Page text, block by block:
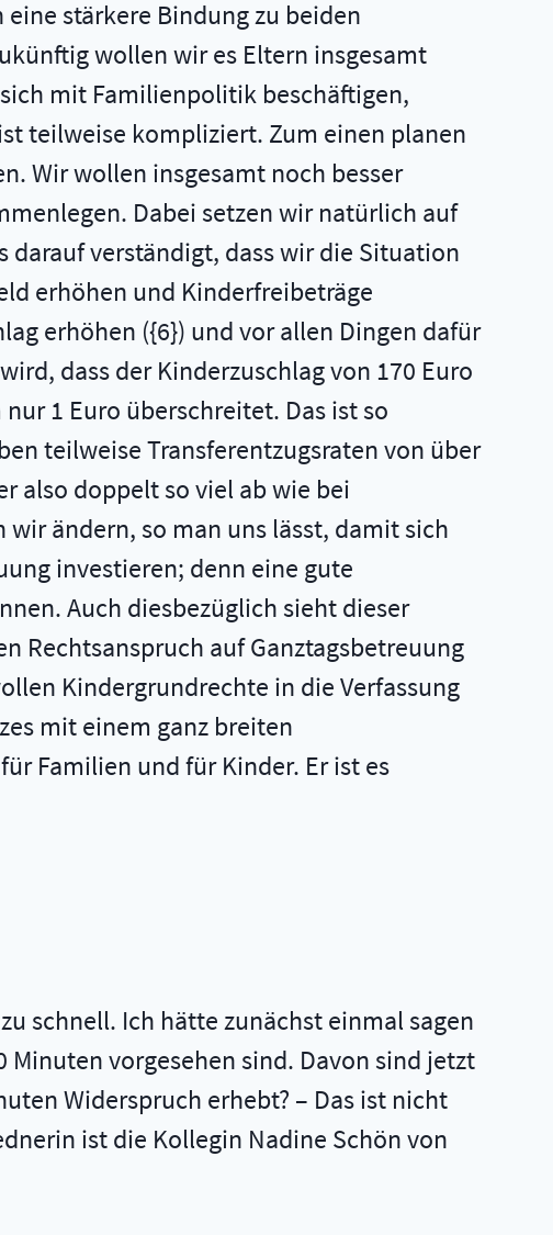
stärkere Bindung zu beiden
wollen wir es Eltern insgesamt
mit Familienpolitik beschäftigen,
teilweise kompliziert. Zum einen planen
Wir wollen insgesamt noch besser
Dabei setzen wir natürlich auf
verständigt, dass wir die Situation
erhöhen und Kinderfreibeträge
erhöhen ({6}) und vor allen Dingen dafür
dass der Kinderzuschlag von 170 Euro
1 Euro überschreitet. Das ist so
teilweise Transferentzugsraten von über
also doppelt so viel ab wie bei
ändern, so man uns lässt, damit sich
investieren; denn eine gute
Auch diesbezüglich sieht dieser
Rechtsanspruch auf Ganztagsbetreuung
Kindergrundrechte in die Verfassung
mit einem ganz breiten
Familien und für Kinder. Er ist es
schnell. Ich hätte zunächst einmal sagen
vorgesehen sind. Davon sind jetzt
Widerspruch erhebt? – Das ist nicht
ist die Kollegin Nadine Schön von